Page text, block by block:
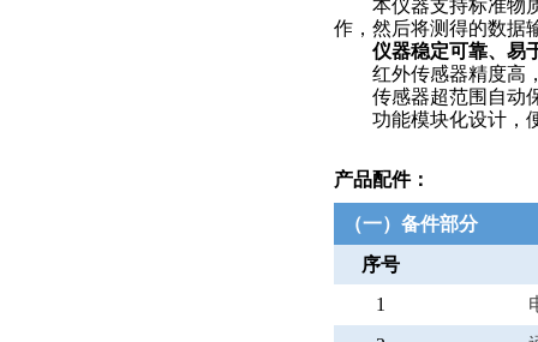
本仪器支持标准物质
作，然后将测得的数据
仪器稳定可靠、易
红外传感器精度高，
传感器超范围自动保
功能模块化设计，
产品配件：
（一）备件部分
序号
1